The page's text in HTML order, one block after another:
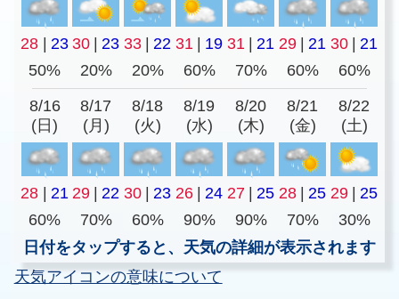
28 23 30 23 33 22 31 19 31 21 29 21 30
21
50%
20% 20% 60% 70% 60% 60%
8/16
(日)
8/17
(月)
8/18
(火)
8/19
(水)
8/20
(木)
8/21
(金)
8/22
(土)
28 21 29 22 30 23 26 24 27 25 28 25 29
25
60%
70% 60% 90% 90% 70%
30%
日付をタップすると、天気の詳細が表示されます
天気アイコンの意味について